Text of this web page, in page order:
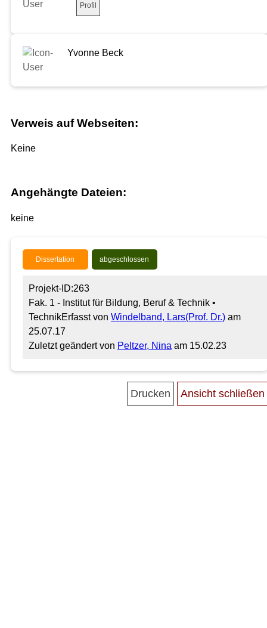
Profil
Yvonne Beck
Verweis auf Webseiten:
Keine
Angehängte Dateien:
keine
Dissertation abgeschlossen
Projekt-ID:263
Fak. 1 - Institut für Bildung, Beruf & Technik •
TechnikErfasst von Windelband, Lars(Prof. Dr.) am
25.07.17
Zuletzt geändert von Peltzer, Nina am 15.02.23